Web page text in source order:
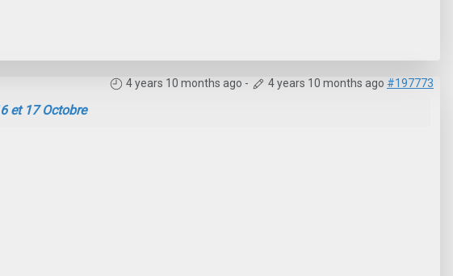
4 years 10 months ago - 4 years 10 months ago #197773
et 17 Octobre